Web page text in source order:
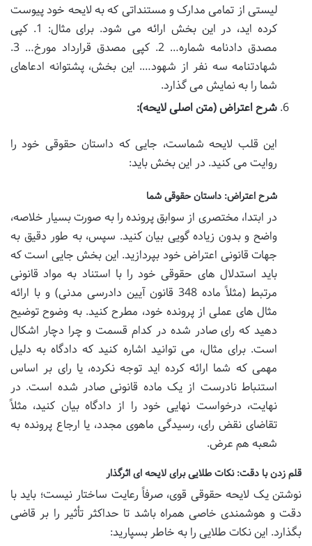
لیستی از تمامی مدارک و مستنداتی که به لایحه خود پیوست
کرده اید، در این بخش ارائه می شود. برای مثال: 1. کپی
مصدق دادنامه شماره… 2. کپی مصدق قرارداد مورخ… 3.
شهادتنامه سه نفر از شهود…. این بخش، پشتوانه ادعاهای
شما را به نمایش می گذارد.
شرح اعتراض (متن اصلی لایحه):
این قلب لایحه شماست، جایی که داستان حقوقی خود را
روایت می کنید. در این بخش باید:
شرح اعتراض: داستان حقوقی شما
در ابتدا، مختصری از سوابق پرونده را به صورت بسیار خلاصه،
واضح و بدون زیاده گویی بیان کنید. سپس، به طور دقیق به
جهات قانونی اعتراض خود بپردازید. این بخش جایی است که
باید استدلال های حقوقی خود را با استناد به مواد قانونی
مرتبط (مثلاً ماده 348 قانون آیین دادرسی مدنی) و با ارائه
مثال های عملی از پرونده خود، مطرح کنید. به وضوح توضیح
دهید که رای صادر شده در کدام قسمت و چرا دچار اشکال
است. برای مثال، می توانید اشاره کنید که دادگاه به دلیل
مهمی که شما ارائه کرده اید توجه نکرده، یا رای بر اساس
استنباط نادرست از یک ماده قانونی صادر شده است. در
نهایت، درخواست نهایی خود را از دادگاه بیان کنید، مثلاً
تقاضای نقض رای، رسیدگی ماهوی مجدد، یا ارجاع پرونده به
شعبه هم عرض.
قلم زدن با دقت: نکات طلایی برای لایحه ای اثرگذار
نوشتن یک لایحه حقوقی قوی، صرفاً رعایت ساختار نیست؛ باید با
دقت و هوشمندی خاصی همراه باشد تا حداکثر تأثیر را بر قاضی
بگذارد. این نکات طلایی را به خاطر بسپارید: